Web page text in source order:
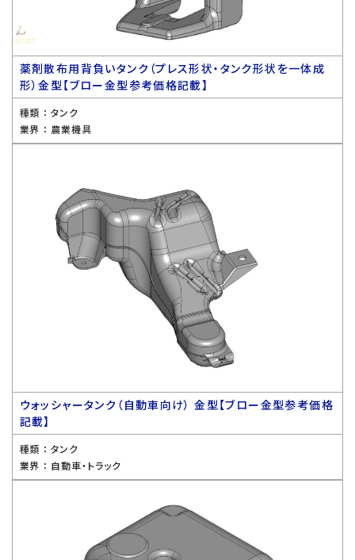
薬剤散布用背負いタンク（プレス形状・タンク形状を一体成
形）金型【ブロー金型参考価格記載】
種類 ： タンク
業界 ： 農業機具
ウォッシャータンク（自動車向け） 金型【ブロー金型参考価格
記載】
種類 ： タンク
業界 ： 自動車・トラック